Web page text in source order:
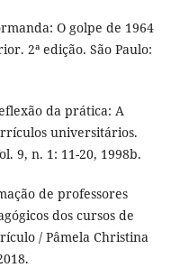
O golpe de 1964
2ª edição. São Paulo:
da prática: A
universitários.
9, n. 1: 11-20, 1998b.
de professores
dos cursos de
/ Pâmela Christina